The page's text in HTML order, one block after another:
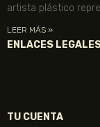
artista plástico
LEER MÁS »
ENLACES
TU CUENTA